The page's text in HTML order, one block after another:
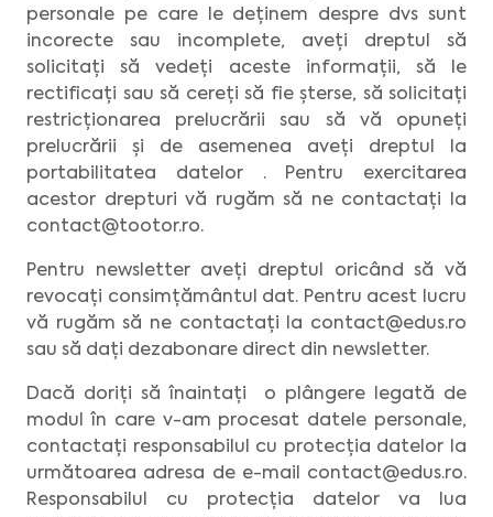
personale pe care le deținem despre dvs sunt
incorecte sau incomplete, aveți dreptul să
solicitați să vedeți aceste informații, să le
rectificați sau să cereți să fie șterse, să solicitați
restricționarea prelucrării sau să vă opuneți
prelucrării și de asemenea aveți dreptul la
portabilitatea datelor . Pentru exercitarea
acestor drepturi vă rugăm să ne contactați la
contact@tootor.ro.
Pentru newsletter aveți dreptul oricând să vă
revocați consimțământul dat. Pentru acest lucru
vă rugăm să ne contactați la contact@edus.ro
sau să dați dezabonare direct din newsletter.
Dacă doriți să înaintați o plângere legată de
modul în care v-am procesat datele personale,
contactați responsabilul cu protecția datelor la
următoarea adresa de e-mail contact@edus.ro.
Responsabilul cu protecția datelor va lua